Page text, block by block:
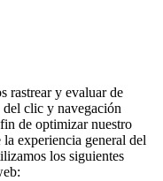
rastrear y evaluar de
clic y navegación
de optimizar nuestro
experiencia general del
los siguientes